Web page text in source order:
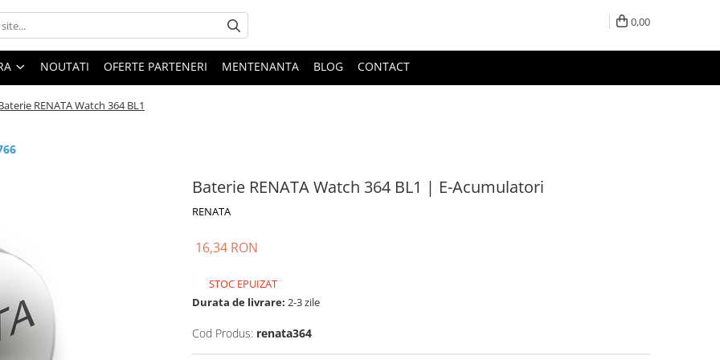
0,00
NOUTATI OFERTE PARTENERI MENTENANTA BLOG CONTACT
RENATA Watch 364 BL1
Baterie RENATA Watch 364 BL1 | E-Acumulatori
RENATA
16,34 RON
STOC EPUIZAT
Durata de livrare: 2-3 zile
Cod Produs: renata364